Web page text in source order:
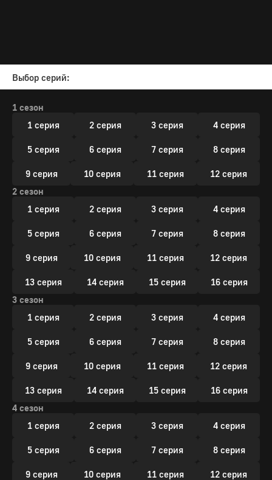
Выбор серий:
1 сезон
1 серия
2 серия 3 серия 4 серия
5 серия 6 серия 7 серия 8 серия
9 серия 10 серия 11 серия
12 серия
2 сезон
1 серия
2 серия 3 серия 4 серия
5 серия 6 серия 7 серия 8 серия
9 серия 10 серия 11 серия 12 серия
13 серия 14 серия 15 серия
16 серия
3 сезон
1 серия
2 серия 3 серия 4 серия
5 серия 6 серия 7 серия 8 серия
9 серия 10 серия 11 серия 12 серия
13 серия 14 серия 15 серия
16 серия
4 сезон
1 серия
2 серия 3 серия 4 серия
5 серия 6 серия 7 серия 8 серия
9 серия 10 серия 11 серия 12 серия